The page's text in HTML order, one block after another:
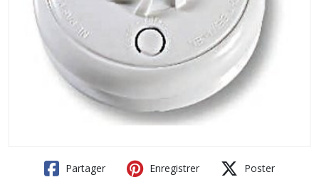
Partager Enregistrer Poster